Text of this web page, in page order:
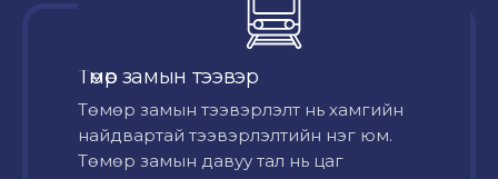
Төмөр замын тээвэр
Төмөр замын тээвэрлэлт нь хамгийн
найдвартай тээвэрлэлтийн нэг юм.
Төмөр замын давуу тал нь цаг